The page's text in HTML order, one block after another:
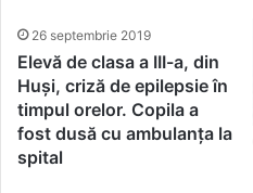
26 septembrie 2019
Elevă de clasa a III-a, din
Huși, criză de epilepsie în
timpul orelor. Copila a
fost dusă cu ambulanța la
spital